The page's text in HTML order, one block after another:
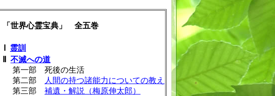
「世界心霊宝典」 全五巻
霊訓
不滅への道
第一部 死後の生活
第二部
人間の持つ諸能力についての教え
第三部 補遺・解説（梅原伸太郎）